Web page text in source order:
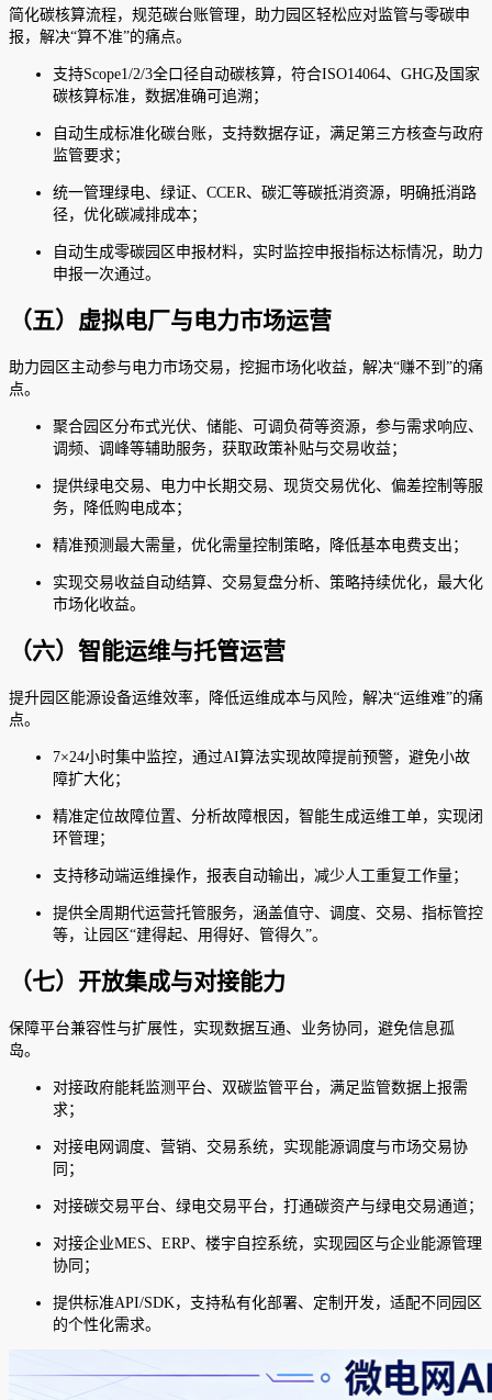
简化碳核算流程，规范碳台账管理，助力园区轻松应对监管与零碳申
报，解决“算不准”的痛点。
支持Scope1/2/3全口径自动碳核算，符合ISO14064、GHG及国家
碳核算标准，数据准确可追溯；
自动生成标准化碳台账，支持数据存证，满足第三方核查与政府
监管要求；
统一管理绿电、绿证、CCER、碳汇等碳抵消资源，明确抵消路
径，优化碳减排成本；
自动生成零碳园区申报材料，实时监控申报指标达标情况，助力
申报一次通过。
（五）虚拟电厂与电力市场运营
助力园区主动参与电力市场交易，挖掘市场化收益，解决“赚不到”的痛
点。
聚合园区分布式光伏、储能、可调负荷等资源，参与需求响应、
调频、调峰等辅助服务，获取政策补贴与交易收益；
提供绿电交易、电力中长期交易、现货交易优化、偏差控制等服
务，降低购电成本；
精准预测最大需量，优化需量控制策略，降低基本电费支出；
实现交易收益自动结算、交易复盘分析、策略持续优化，最大化
市场化收益。
（六）智能运维与托管运营
提升园区能源设备运维效率，降低运维成本与风险，解决“运维难”的痛
点。
7×24小时集中监控，通过AI算法实现故障提前预警，避免小故
障扩大化；
精准定位故障位置、分析故障根因，智能生成运维工单，实现闭
环管理；
支持移动端运维操作，报表自动输出，减少人工重复工作量；
提供全周期代运营托管服务，涵盖值守、调度、交易、指标管控
等，让园区“建得起、用得好、管得久”。
（七）开放集成与对接能力
保障平台兼容性与扩展性，实现数据互通、业务协同，避免信息孤
岛。
对接政府能耗监测平台、双碳监管平台，满足监管数据上报需
求；
对接电网调度、营销、交易系统，实现能源调度与市场交易协
同；
对接碳交易平台、绿电交易平台，打通碳资产与绿电交易通道；
对接企业MES、ERP、楼宇自控系统，实现园区与企业能源管理
协同；
提供标准API/SDK，支持私有化部署、定制开发，适配不同园区
的个性化需求。